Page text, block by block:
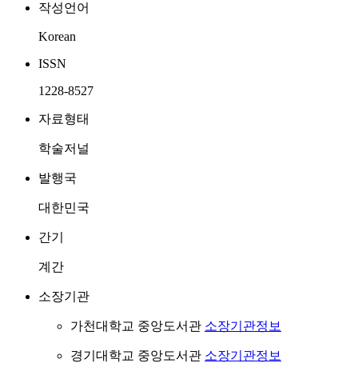
작성언어
Korean
ISSN
1228-8527
자료형태
학술저널
발행국
대한민국
간기
계간
소장기관
가천대학교 중앙도서관 소장기관정보
경기대학교 중앙도서관 소장기관정보